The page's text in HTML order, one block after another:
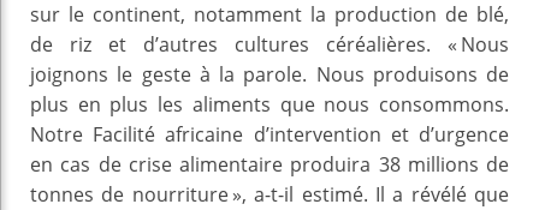
sur le continent, notamment la production de blé,
de riz et d’autres cultures céréalières. « Nous
joignons le geste à la parole. Nous produisons de
plus en plus les aliments que nous consommons.
Notre Facilité africaine d’intervention et d’urgence
en cas de crise alimentaire produira 38 millions de
tonnes de nourriture », a-t-il estimé. Il a révélé que